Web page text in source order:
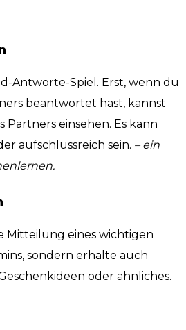
Antworte-Spiel. Erst, wenn du
beantwortet hast, kannst
einsehen. Es kann
aufschlussreich sein. – ein
Mitteilung eines wichtigen
sondern erhalte auch
oder ähnliches.